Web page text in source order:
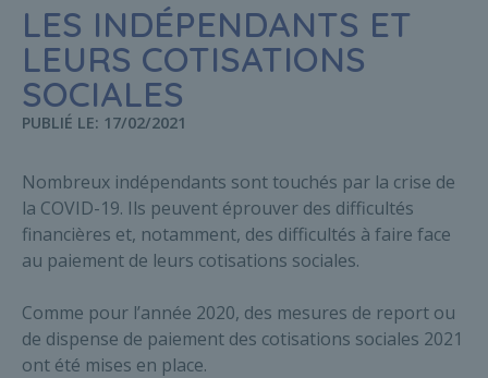
LES INDÉPENDANTS ET
LEURS COTISATIONS
SOCIALES
PUBLIÉ LE: 17/02/2021
Nombreux indépendants sont touchés par la crise de
la COVID-19. Ils peuvent éprouver des difficultés
financières et, notamment, des difficultés à faire face
au paiement de leurs cotisations sociales.
Comme pour l’année 2020, des mesures de report ou
de dispense de paiement des cotisations sociales 2021
ont été mises en place.